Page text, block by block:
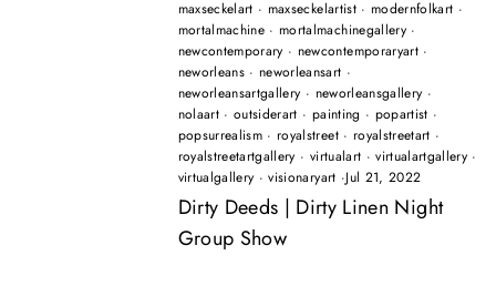
maxseckelart · maxseckelartist· modernfolkart ·
mortalmachine · mortalmachinegallery·
newcontemporary · newcontemporaryart·
neworleans · neworleansart ·
neworleansartgallery · neworleansgallery ·
nolaart ·outsiderart · painting · popartist ·
popsurrealism · royalstreet· royalstreetart ·
royalstreetartgallery · virtualart ·virtualartgallery ·
virtualgallery ·visionaryart ·Jul 21, 2022
Dirty Deeds | Dirty Linen Night
Group Show